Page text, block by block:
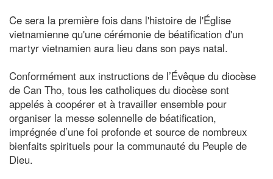
Ce sera la première fois dans l'histoire de l'Église
vietnamienne qu'une cérémonie de béatification d'un
martyr vietnamien aura lieu dans son pays natal.
Conformément aux instructions de l’Évêque du diocèse
de Can Tho, tous les catholiques du diocèse sont
appelés à coopérer et à travailler ensemble pour
organiser la messe solennelle de béatification,
imprégnée d’une foi profonde et source de nombreux
bienfaits spirituels pour la communauté du Peuple de
Dieu.